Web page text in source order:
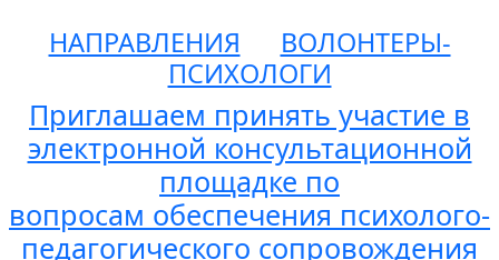
НАПРАВЛЕНИЯ
ВОЛОНТЕРЫ-
ПСИХОЛОГИ
Приглашаем принять участие в
электронной консультационной
площадке по
вопросам обеспечения психолого-
педагогического сопровождения